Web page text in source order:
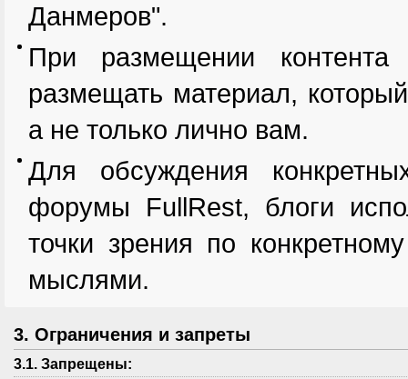
Данмеров".
При размещении
размещать материал,
а не только лично вам.
Для обсуждения
форумы FullRest, блоги
точки зрения по
мыслями.
3. Ограничения и запреты
3.1. Запрещены: